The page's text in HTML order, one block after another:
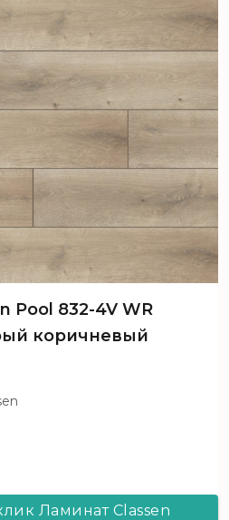
52355
Pool 832-4V WR
коричневый
Ламинат Сlassen